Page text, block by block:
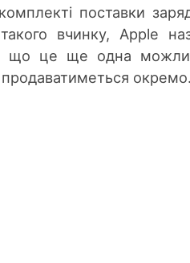
поставки
вчинку, Apple
що це ще одна
окремо.